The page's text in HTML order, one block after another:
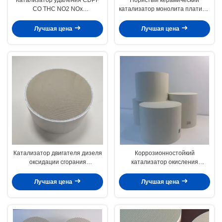
CO THC NO2 NOx
Doc непрерывной пассивной
Лучшая цена
катализатор монолита платины
Лучшая цена
Катализатор двигателя дизеля
оксидации сгорания
Cpsi DOC дизельный в тележке
Лучшая цена
Коррозионностойкий
катализатор окисления
высокой пропускной
способностью и низкой
Лучшая цена